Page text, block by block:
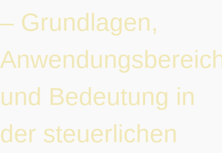
– Grundlagen,
und Bedeutung in
der steuerlichen